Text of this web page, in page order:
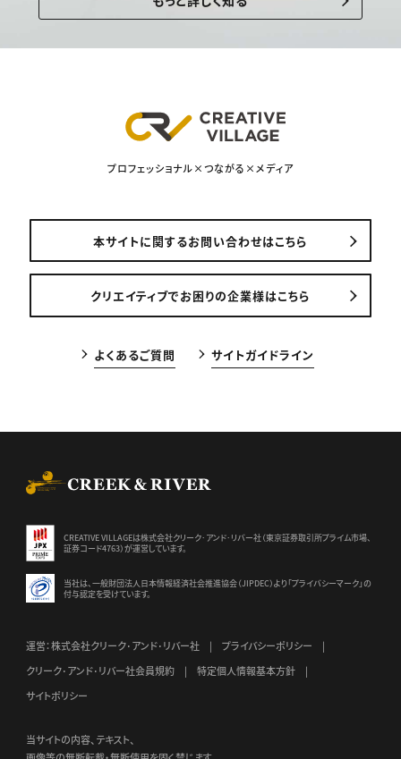
プロフェッショナル×つながる×メディア
本サイトに関するお問い合わせはこちら
クリエイティブでお困りの企業様はこちら
よくあるご質問 サイトガイドライン
CREATIVE VILLAGEは株式会社クリーク･アンド･リバー社（東京証券取引所プライム市場、
証券コード4763）が運営しています。
当社は、一般財団法人日本情報経済社会推進協会（JIPDEC）より 「プライバシーマーク」の
付与認定を受けています。
運営：株式会社クリーク･アンド･リバー社
プライバシーポリシー
クリーク･アンド･リバー社会員規約
特定個人情報基本方針
サイトポリシー
当サイトの内容、テキスト、